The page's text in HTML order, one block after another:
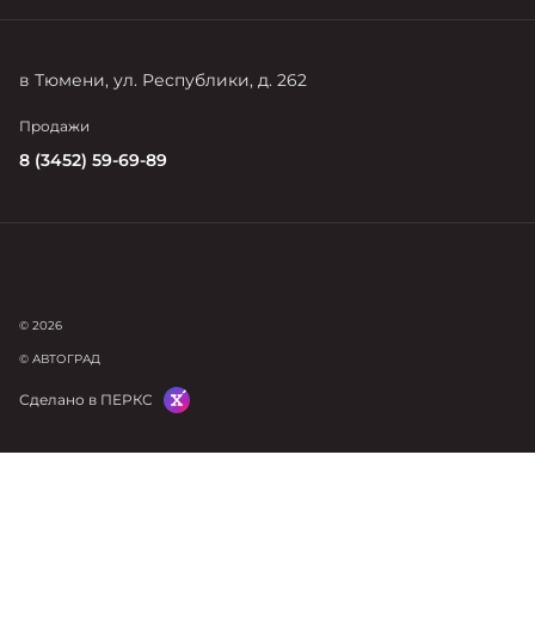
в Тюмени, ул. Республики, д. 262
Продажи
8 (3452) 59-69-89
© 2026
© АВТОГРАД
Сделано в ПЕРКС